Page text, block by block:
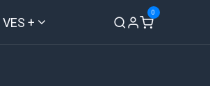
VES +
0